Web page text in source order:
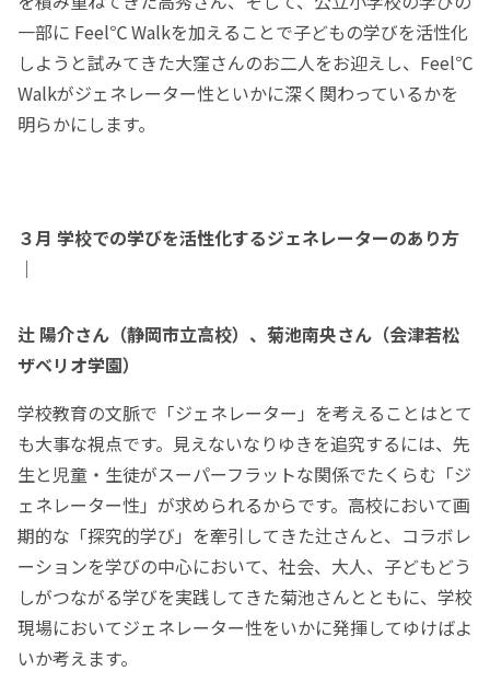
一部に Feel℃ Walkを加えることで子どもの学びを活性化
しようと試みてきた大窪さんのお二人をお迎えし、Feel℃
Walkがジェネレーター性といかに深く関わっているかを
明らかにします。
３月 学校での学びを活性化するジェネレーターのあり方
｜
辻 陽介さん（静岡市立高校）、菊池南央さん（会津若松
ザベリオ学園）
学校教育の文脈で「ジェネレーター」を考えることはとて
も大事な視点です。見えないなりゆきを追究するには、先
生と児童・生徒がスーパーフラットな関係でたくらむ「ジ
ェネレーター性」が求められるからです。高校において画
期的な「探究的学び」を牽引してきた辻さんと、コラボレ
ーションを学びの中心において、社会、大人、子どもどう
しがつながる学びを実践してきた菊池さんとともに、学校
現場においてジェネレーター性をいかに発揮してゆけばよ
いか考えます。